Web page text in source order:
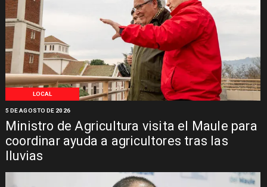
LOCAL
Ministro de Agricultura visita el Maule para
coordinar ayuda a agricultores tras las
lluvias
5 DE AGOSTO DE 2026